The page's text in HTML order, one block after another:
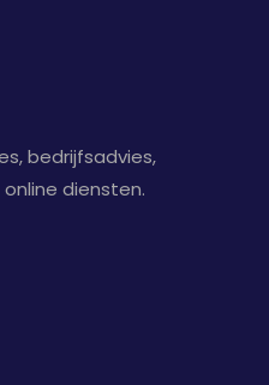
bedrijfsadvies,
diensten.